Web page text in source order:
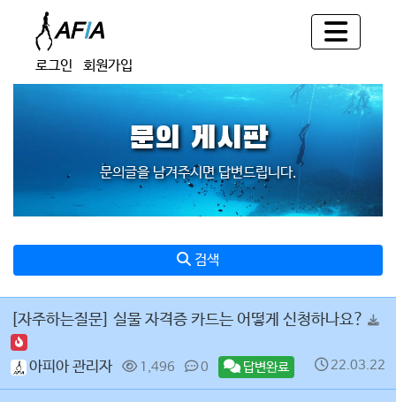
로그인 회원가입
문의 게시판
문의글을 남겨주시면 답변드립니다.
검색
[자주하는질문] 실물 자격증 카드는 어떻게 신청하나요?
아피아 관리자 1,496 0 답변완료 22.03.22